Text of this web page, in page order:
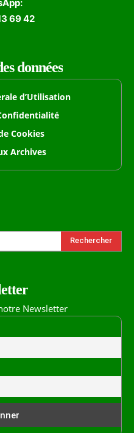
69 42
données
d’Utilisation
Cookies
Archives
Rechercher
Newsletter